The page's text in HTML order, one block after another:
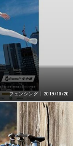
フェンシング 2019/10/20